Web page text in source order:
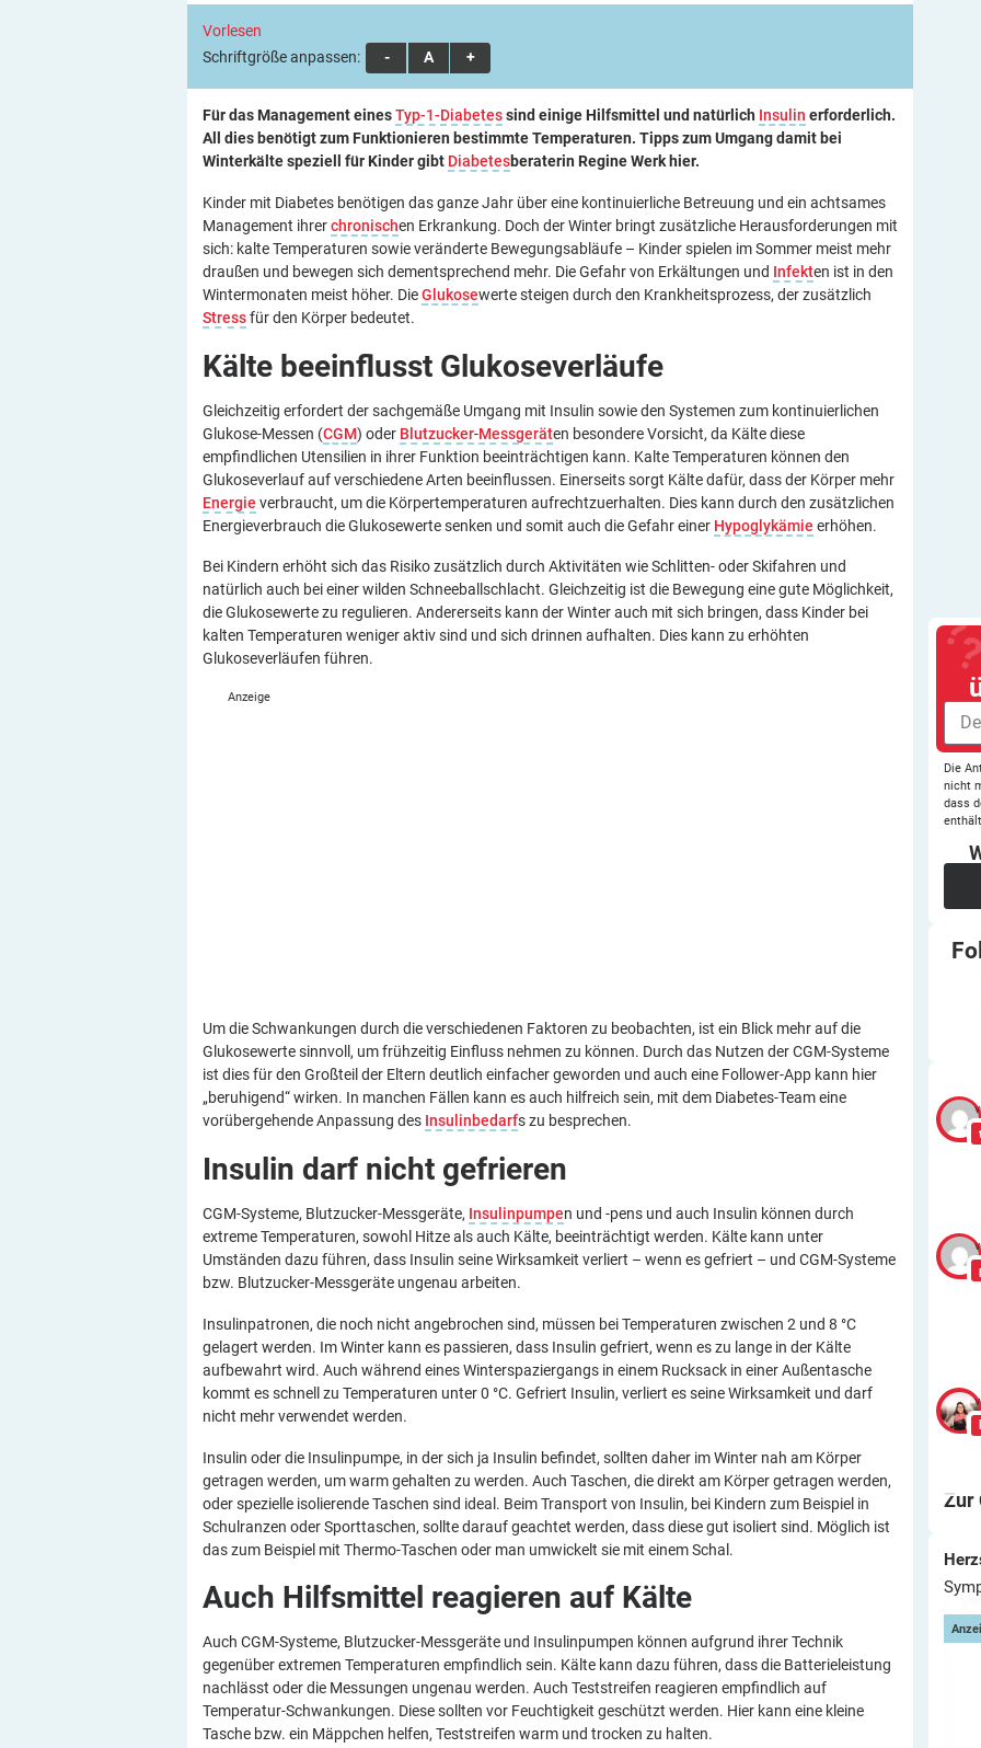
Vorlesen
Schriftgröße anpassen:
A A A
Für das Management einesTyp-1-Diabetessind einige Hilfsmittel und natürlich Insulin erforderlich.
All dies benötigt zum Funktionieren bestimmte Temperaturen. Tipps zum Umgang damit bei
Winterkälte speziell für Kinder gibt Diabetesberaterin Regine Werk hier.
Kinder mit Diabetes benötigen das ganze Jahr über eine kontinuierliche Betreuung und ein achtsames
Management ihrerchronischen Erkrankung. Doch der Winter bringt zusätzliche Herausforderungen mit
sich: kalte Temperaturen sowie veränderte Bewegungsabläufe – Kinder spielen im Sommer meist mehr
draußen und bewegen sich dementsprechend mehr. Die Gefahr von Erkältungen und Infekten ist in den
Wintermonaten meist höher. DieGlukosewerte steigen durch den Krankheitsprozess, der zusätzlich
Stressfür den Körper bedeutet.
Kälte beeinflusst Glukoseverläufe
Gleichzeitig erfordert der sachgemäße Umgang mit Insulin sowie den Systemen zum kontinuierlichen
Glukose-Messen (CGM) oder Blutzucker-Messgeräten besondere Vorsicht, da Kälte diese
empfindlichen Utensilien in ihrer Funktion beeinträchtigen kann. Kalte Temperaturen können den
Glukoseverlauf auf verschiedene Arten beeinflussen. Einerseits sorgt Kälte dafür, dass der Körper mehr
Energie verbraucht, um die Körpertemperaturen aufrechtzuerhalten. Dies kann durch den zusätzlichen
Energieverbrauch die Glukosewerte senken und somit auch die Gefahr einer Hypoglykämie erhöhen.
Bei Kindern erhöht sich das Risiko zusätzlich durch Aktivitäten wie Schlitten- oder Skifahren und
natürlich auch bei einer wilden Schneeballschlacht. Gleichzeitig ist die Bewegung eine gute Möglichkeit,
die Glukosewerte zu regulieren. Andererseits kann der Winter auch mit sich bringen, dass Kinder bei
kalten Temperaturen weniger aktiv sind und sich drinnen aufhalten. Dies kann zu erhöhten
Glukoseverläufen führen.
Um die Schwankungen durch die verschiedenen Faktoren zu beobachten, ist ein Blick mehr auf die
Glukosewerte sinnvoll, um frühzeitig Einfluss nehmen zu können. Durch das Nutzen der CGM-Systeme
ist dies für den Großteil der Eltern deutlich einfacher geworden und auch eine Follower-App kann hier
„beruhigend“ wirken. In manchen Fällen kann es auch hilfreich sein, mit dem Diabetes-Team eine
vorübergehende Anpassung des Insulinbedarfs zu besprechen.
Insulin darf nicht gefrieren
CGM-Systeme, Blutzucker-Messgeräte, Insulinpumpen und -pens und auch Insulin können durch
extreme Temperaturen, sowohl Hitze als auch Kälte, beeinträchtigt werden. Kälte kann unter
Umständen dazu führen, dass Insulin seine Wirksamkeit verliert – wenn es gefriert – und CGM-Systeme
bzw. Blutzucker-Messgeräte ungenau arbeiten.
Insulinpatronen, die noch nicht angebrochen sind, müssen bei Temperaturen zwischen 2 und 8 °C
gelagert werden. Im Winter kann es passieren, dass Insulin gefriert, wenn es zu lange in der Kälte
aufbewahrt wird. Auch während eines Winterspaziergangs in einem Rucksack in einer Außentasche
kommt es schnell zu Temperaturen unter 0 °C. Gefriert Insulin, verliert es seine Wirksamkeit und darf
nicht mehr verwendet werden.
Insulin oder die Insulinpumpe, in der sich ja Insulin befindet, sollten daher im Winter nah am Körper
getragen werden, um warm gehalten zu werden. Auch Taschen, die direkt am Körper getragen werden,
oder spezielle isolierende Taschen sind ideal. Beim Transport von Insulin, bei Kindern zum Beispiel in
Schulranzen oder Sporttaschen, sollte darauf geachtet werden, dass diese gut isoliert sind. Möglich ist
das zum Beispiel mit Thermo-Taschen oder man umwickelt sie mit einem Schal.
Auch Hilfsmittel ­reagieren auf Kälte
Auch CGM-Systeme, Blutzucker-Messgeräte und Insulinpumpen können aufgrund ihrer Technik
gegenüber extremen Temperaturen empfindlich sein. Kälte kann dazu führen, dass die Batterieleistung
nachlässt oder die Messungen ungenau werden. Auch Teststreifen reagieren empfindlich auf
Temperatur-Schwankungen. Diese sollten vor Feuchtigkeit geschützt werden. Hier kann eine kleine
Tasche bzw. ein Mäppchen helfen, Teststreifen warm und trocken zu halten.
Die
nicht
dass
enthält.
Zur